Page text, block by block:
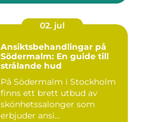
02. jul
Ansiktsbehandlingar på
Södermalm: En guide till
strålande hud
På Södermalm i Stockholm
finns ett brett utbud av
skönhetssalonger som
erbjuder ansi...